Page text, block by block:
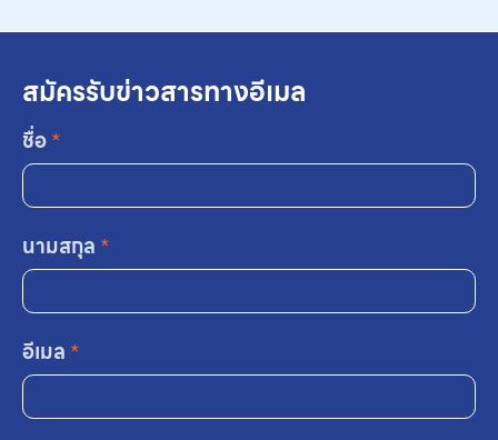
สมัครรับข่าวสารทางอีเมล
ชื่อ*
นามสกุล *
อีเมล *